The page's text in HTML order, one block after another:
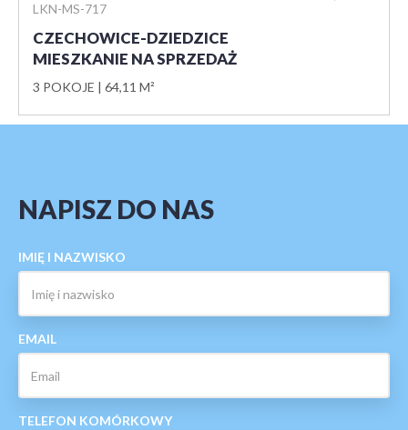
LKN-MS-717
CZECHOWICE-DZIEDZICE
MIESZKANIE NA SPRZEDAŻ
3 POKOJE 64,11 M²
NAPISZ DO NAS
IMIĘ I NAZWISKO
EMAIL
TELEFON KOMÓRKOWY